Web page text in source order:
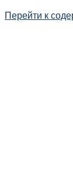
Перейти к